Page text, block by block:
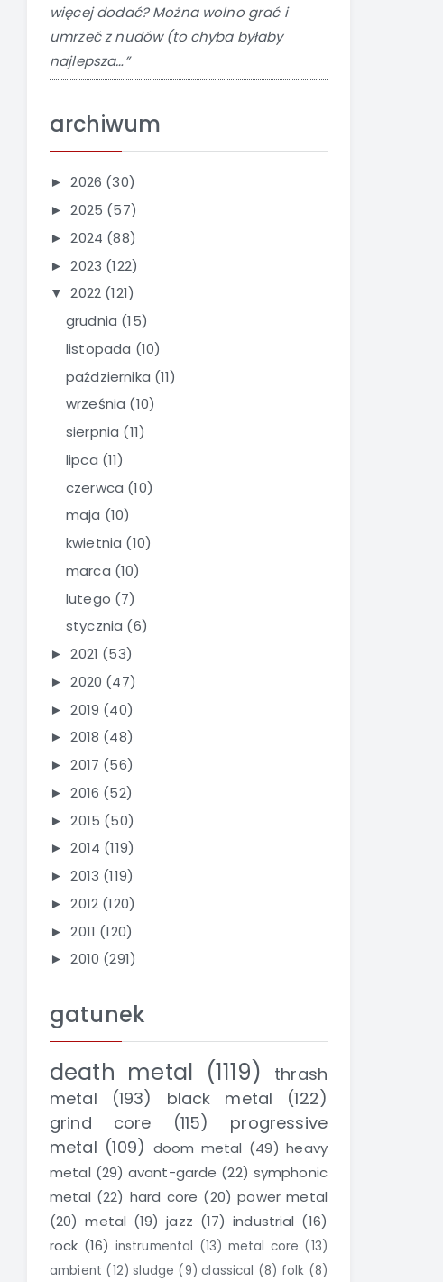
więcej dodać? Można wolno grać i
umrzeć z nudów (to chyba byłaby
najlepsza…”
archiwum
► 2026 (30)
► 2025 (57)
► 2024 (88)
► 2023 (122)
▼ 2022 (121)
grudnia (15)
listopada (10)
października (11)
września (10)
sierpnia (11)
lipca (11)
czerwca (10)
maja (10)
kwietnia (10)
marca (10)
lutego (7)
stycznia (6)
► 2021 (53)
► 2020 (47)
► 2019 (40)
► 2018 (48)
► 2017 (56)
► 2016 (52)
► 2015 (50)
► 2014 (119)
► 2013 (119)
► 2012 (120)
► 2011 (120)
► 2010 (291)
gatunek
death metal (1119)
thrash
metal
(193) black metal
(122)
grind core
(115)
progressive
metal (109) doom metal (49) heavy
metal (29) avant-garde (22) symphonic
metal (22) hard core (20) power metal
(20) metal (19) jazz (17) industrial (16)
rock (16) instrumental (13) metal core (13)
ambient (12) sludge (9) classical (8) folk (8)